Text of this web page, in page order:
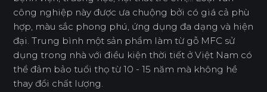
công nghiệp này được ưa chuộng bởi có giá cả phù
hợp, màu sắc phong phú, ứng dụng đa dạng và hiện
đại. Trung bình một sản phẩm làm từ gỗ MFC sử
dụng trong nhà với điều kiện thời tiết ở Việt Nam có
thể đảm bảo tuổi thọ từ 10 - 15 năm mà không hề
thay đổi chất lượng.